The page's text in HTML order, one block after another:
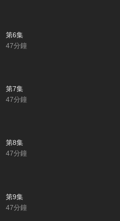
第6集
47分鐘
第7集
47分鐘
第8集
47分鐘
第9集
47分鐘